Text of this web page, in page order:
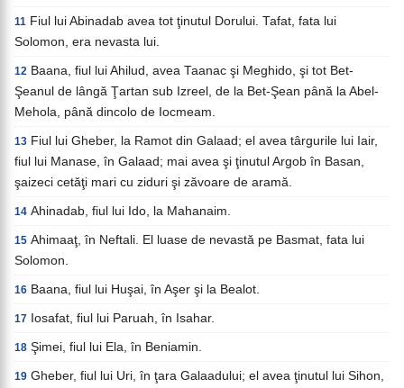
11 Fiul lui Abinadab avea tot ţinutul Dorului. Tafat, fata lui
Solomon, era nevasta lui.
12 Baana, fiul lui Ahilud, avea Taanac şi Meghido, şi tot Bet-
Şeanul de lângă Ţartan sub Izreel, de la Bet-Şean până la Abel-
Mehola, până dincolo de Iocmeam.
13 Fiul lui Gheber, la Ramot din Galaad; el avea târgurile lui Iair,
fiul lui Manase, în Galaad; mai avea şi ţinutul Argob în Basan,
şaizeci cetăţi mari cu ziduri şi zăvoare de aramă.
14 Ahinadab, fiul lui Ido, la Mahanaim.
15 Ahimaaţ, în Neftali. El luase de nevastă pe Basmat, fata lui
Solomon.
16 Baana, fiul lui Huşai, în Aşer şi la Bealot.
17 Iosafat, fiul lui Paruah, în Isahar.
18 Şimei, fiul lui Ela, în Beniamin.
19 Gheber, fiul lui Uri, în ţara Galaadului; el avea ţinutul lui Sihon,